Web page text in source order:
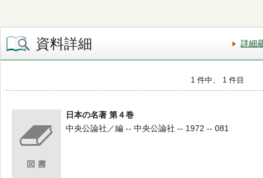
資料詳細 詳細
1 件中、 1 件目
日本の名著 第４巻
中央公論社／編 -- 中央公論社 -- 1972 -- 081